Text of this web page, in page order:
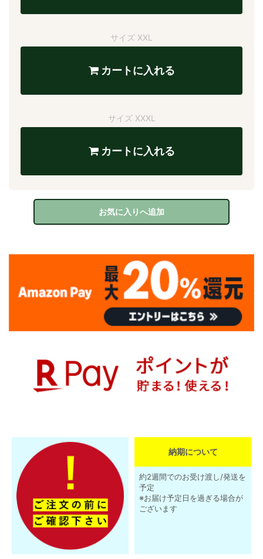
サイズ XXL
カートに入れる
サイズ XXXL
カートに入れる
お気に入りへ追加
納期について
約2週間でのお受け渡し/発送を
予定
※お届け予定日を過ぎる場合が
ございます